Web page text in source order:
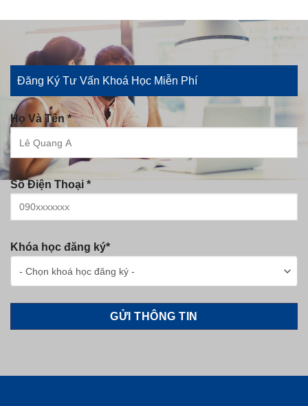
Đăng Ký Tư Vấn Khoá Học Miễn Phí
Họ Và Tên *
Số Điện Thoại *
Khóa học đăng ký*